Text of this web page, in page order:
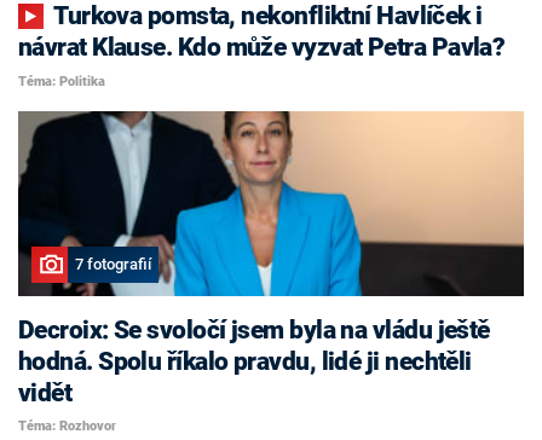
Turkova pomsta, nekonfliktní Havlíček i
návrat Klause. Kdo může vyzvat Petra Pavla?
Téma: Politika
7 fotografií
Decroix: Se svoločí jsem byla na vládu ještě
hodná. Spolu říkalo pravdu, lidé ji nechtěli
vidět
Téma: Rozhovor